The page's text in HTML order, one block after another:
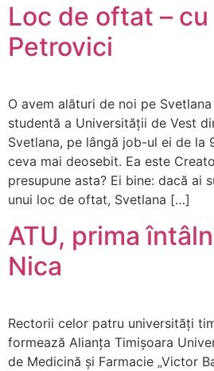
Loc de oftat –
Petrovici
O avem alături de noi pe
studentă a Universității de Vest
Svetlana, pe lângă job-ul ei de la
ceva mai deosebit. Ea este
presupune asta? Ei bine: dacă ai
unui loc de oftat, Svetlana […]
ATU, prima
Nica
Rectorii celor patru universități
formează Alianța Timișoara
de Medicină și Farmacie „Victor